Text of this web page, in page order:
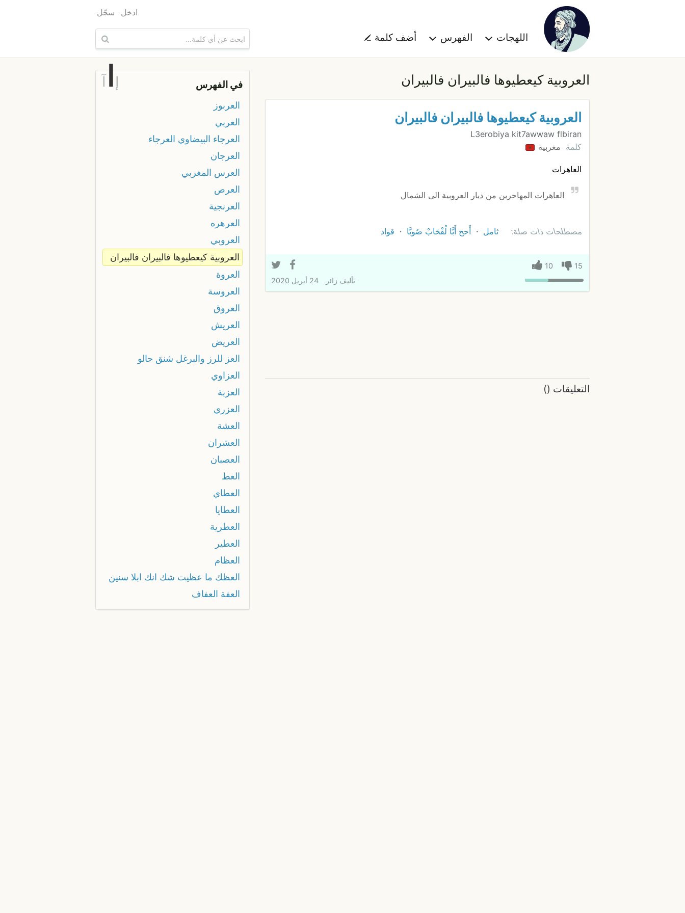
اللهجات الفهرس أضف كلمة
ادخل سجّل
العروبية كيعطيوها فالبيران فالبيران
العروبية كيعطيوها فالبيران فالبيران
L3erobiya kit7awwaw flbiran
كلمة مغربية
العاهرات
العاهرات المهاحرين من ديار العروبية الى الشمال
مصطلحات ذات صلة: ثامل أَحح أَبَّا لْقْحَابْ صُوبَّا قواد
15
10
تأليف زائر 24 أبريل 2020
التعليقات (
)
في الفهرس إ آ
العربوز
العربي
العرجاء البيضاوي العرجاء
العرجان
العرس المغربي
العرص
العرنجية
العرهره
العروبي
العروبية كيعطيوها فالبيران فالبيران
العروة
العروسة
العروق
العريش
العريض
العز للرز والبرغل شنق حالو
العزاوي
العزبة
العزري
العشة
العشران
العصبان
العط
العطاي
العطايا
العطرية
العطير
العظام
العظك ما عظيت شك انك ابلا سنين
العفة العفاف